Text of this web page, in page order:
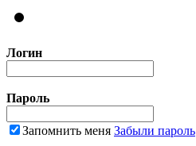
Логин
Пароль
Запомнить меня Забыли пароль